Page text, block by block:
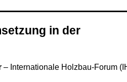
in der
– Internationale Holzbau-Forum